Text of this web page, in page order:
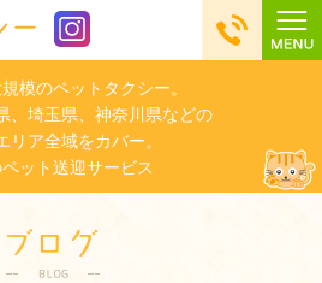
模のペットタクシー。
、埼玉県、神奈川県などの
リア全域をカバー。
ット送迎サービス